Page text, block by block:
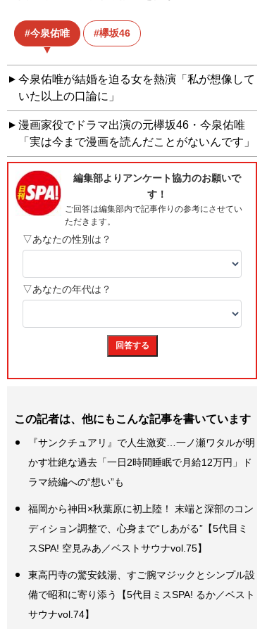
今泉佑唯 欅坂46
今泉佑唯が結婚を迫る女を熱演「私が想像して
いた以上の口論に」
漫画家役でドラマ出演の元欅坂46・今泉佑唯
「実は今まで漫画を読んだことがないんです」
この記者は、他にもこんな記事を書いています
『サンクチュアリ』で人生激変…一ノ瀬ワタルが明
かす壮絶な過去「一日2時間睡眠で月給12万円」ド
ラマ続編への“想い”も
福岡から神田×秋葉原に初上陸！ 末端と深部のコン
ディション調整で、心身まで“しあがる”【5代目ミ
スSPA! 空見みあ／ベストサウナvol.75】
東高円寺の驚安銭湯、すご腕マジックとシンプル設
備で昭和に寄り添う【5代目ミスSPA! るか／ベスト
サウナvol.74】